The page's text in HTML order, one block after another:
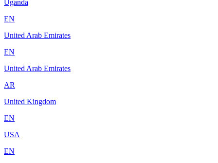
Uganda
EN
United Arab Emirates
EN
United Arab Emirates
AR
United Kingdom
EN
USA
EN